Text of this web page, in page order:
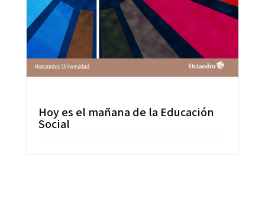
Hoy es el mañana de la Educación
Social